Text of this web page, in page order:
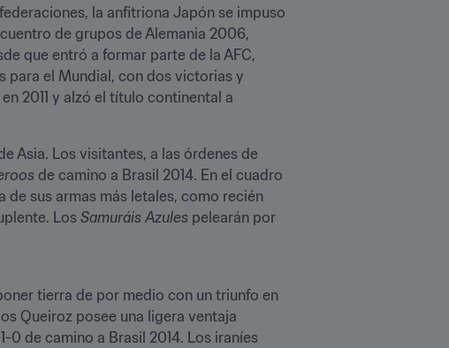
la anfitriona Japón se impuso
de grupos de Alemania 2006,
que entró a formar parte de la AFC,
para el Mundial, con dos victorias y
2011 y alzó el título continental a
Asia. Los visitantes, a las órdenes de
de camino a Brasil 2014. En el cuadro
de sus armas más letales, como recién
Los Samuráis Azules pelearán por
tierra de por medio con un triunfo en
Queiroz posee una ligera ventaja
de camino a Brasil 2014. Los iraníes